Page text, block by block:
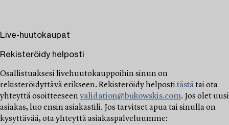
Live-huutokaupat
Rekisteröidy helposti
Osallistuaksesi livehuutokauppoihin sinun on
rekisteröidyttävä erikseen. Rekisteröidy helpostitästätai ota
yhteyttä osoitteeseen validation@bukowskis.com. Jos olet uusi
asiakas, luo ensin asiakastili. Jos tarvitset apua tai sinulla on
kysyttävää, ota yhteyttä asiakaspalveluumme: